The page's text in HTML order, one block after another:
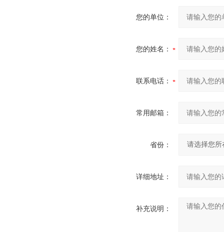
您的单位：
您的姓名：
联系电话：
常用邮箱：
省份：
详细地址：
补充说明：